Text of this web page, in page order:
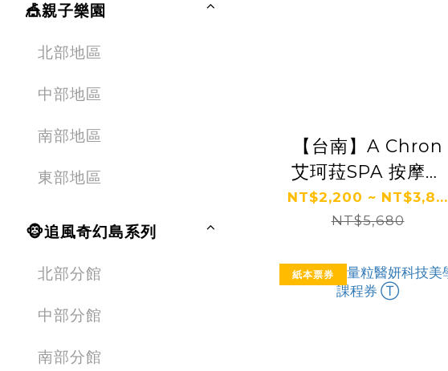
🎪親子樂園
北部地區
中部地區
南部地區
東部地區
🐵追風奇幻島系列
北部分館
中部分館
南部分館
【台南】A Chron
艾珂菈SPA 按摩券
Ⓗ
NT$2,200 ~ NT$3,8...
NT$5,680
紙本票券